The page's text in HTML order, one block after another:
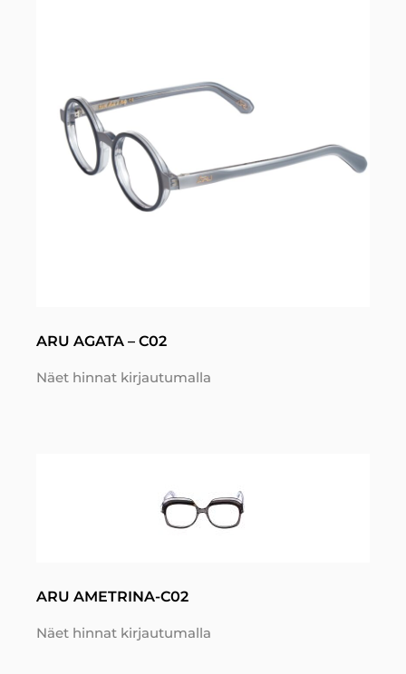
ARU AGATA – C02
Näet hinnat kirjautumalla
ARU AMETRINA-C02
Näet hinnat kirjautumalla